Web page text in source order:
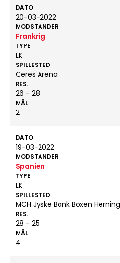
DATO
20-03-2022
MODSTANDER
Frankrig
TYPE
LK
SPILLESTED
Ceres Arena
RES.
26 - 28
MÅL
2
DATO
19-03-2022
MODSTANDER
Spanien
TYPE
LK
SPILLESTED
MCH Jyske Bank Boxen Herning
RES.
28 - 25
MÅL
4